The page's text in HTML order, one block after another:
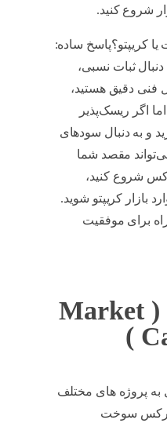
کریپتو؟پاسخ ساده:
ثبات نسبی،
فنی دقیق هستید،
اگر ریسک‌پذیر
و به دنبال سودهای
مقصد شما
شروع کنید،
بازار کریپتو شوید.
برای موفقیت
بازار سرمایه ( Market
به پروژه های مختلف
سوخت